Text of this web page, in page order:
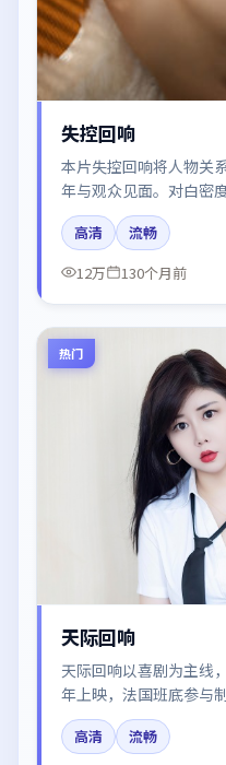
失控回响
本片失控回响将人物关
年与观众见面。对白密
台词节奏值得关注；整
影。
高清
流畅
12万
130个月前
热门
天际回响
天际回响以喜剧为主线
年上映，法国班底参与
中呈现细腻表演，影像
绪曲线。
高清
流畅